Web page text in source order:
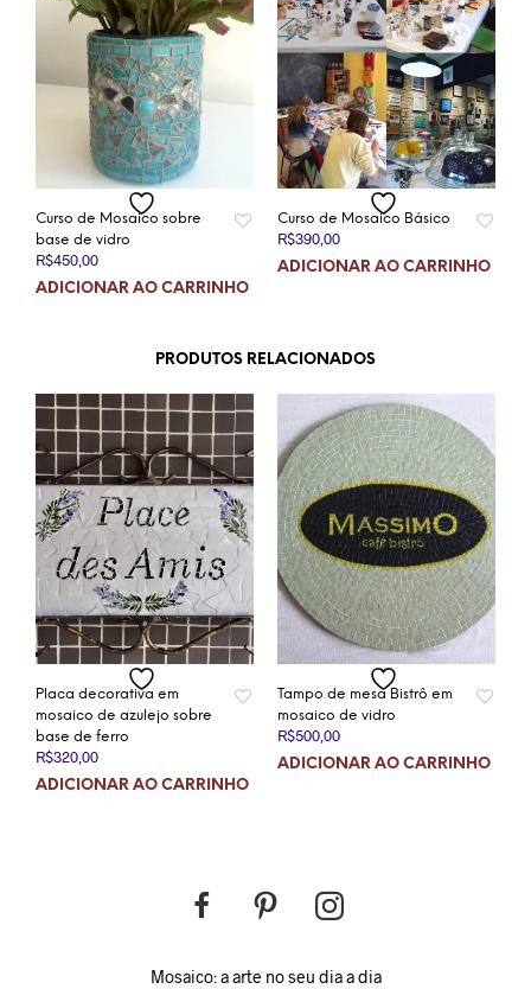
Curso de Mosaico sobre
base de vidro
R$450,00
ADICIONAR AO CARRINHO
Curso de Mosaico Básico
R$390,00
ADICIONAR AO CARRINHO
PRODUTOS RELACIONADOS
Placa decorativa em
mosaico de azulejo sobre
base de ferro
R$320,00
ADICIONAR AO CARRINHO
Tampo de mesa Bistrô em
mosaico de vidro
R$500,00
ADICIONAR AO CARRINHO
Mosaico: a arte no seu dia a dia